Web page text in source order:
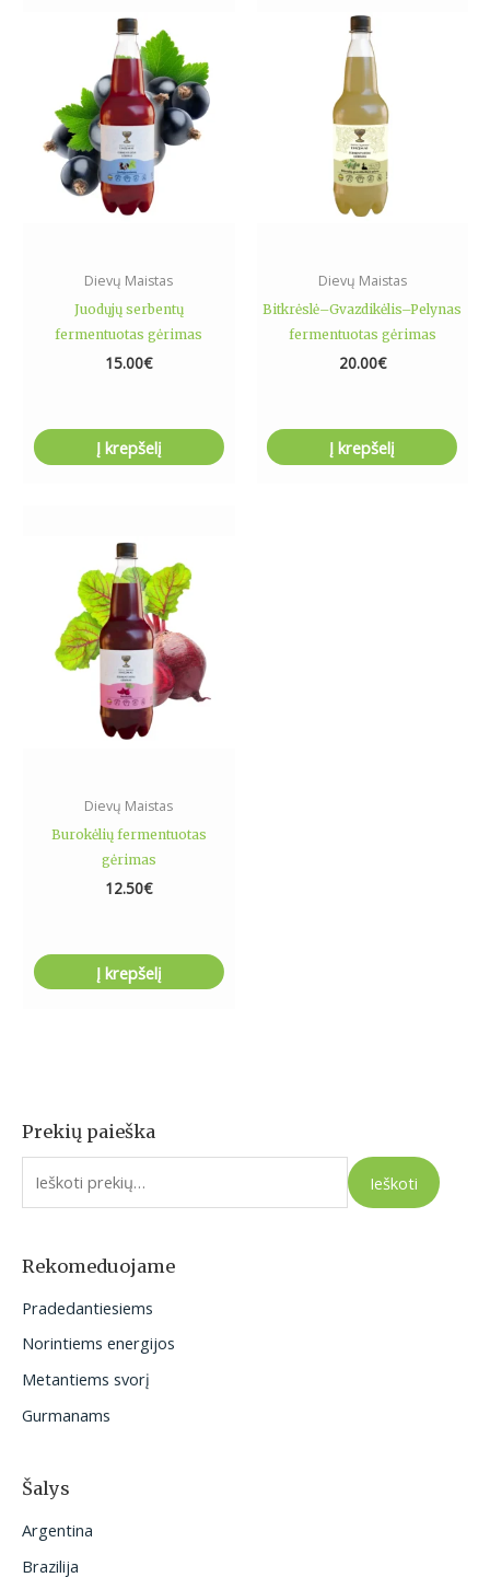
Prekių paieška
I
e
o
:
Ieškoti
Rekomeduojame
Pradedantiesiems
Norintiems energijos
Metantiems svorį
Gurmanams
Šalys
Argentina
Brazilija
Dievų Maistas
Juodųjų serbentų
fermentuotas gėrimas
15.00€
Į krepšelį
Dievų Maistas
Bitkrėslė–Gvazdikėlis–Pelynas
fermentuotas gėrimas
20.00€
Į krepšelį
Dievų Maistas
Burokėlių fermentuotas
gėrimas
12.50€
Į krepšelį